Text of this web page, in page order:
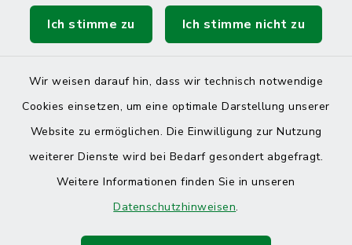
Ich stimme zu Ich stimme nicht zu
Wir weisen darauf hin, dass wir technisch notwendige
Cookies einsetzen, um eine optimale Darstellung unserer
Website zu ermöglichen. Die Einwilligung zur Nutzung
weiterer Dienste wird bei Bedarf gesondert abgefragt.
Weitere Informationen finden Sie in unseren
Datenschutzhinweisen.
Barrierefreiheit